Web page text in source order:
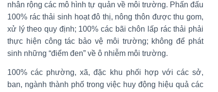
nhân rộng các mô hình tự quản về môi trường. Phấn đấu
100% rác thải sinh hoạt đô thị, nông thôn được thu gom,
xử lý theo quy định; 100% các bãi chôn lấp rác thải phải
thực hiện công tác bảo vệ môi trường; không để phát
sinh những “điểm đen” về ô nhiễm môi trường.
100% các phường, xã, đặc khu phối hợp với các sở,
ban, ngành thành phố trong việc huy động hiệu quả các